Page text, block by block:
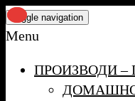
Skip
to
content
Toggle navigation
Menu
ПРОИЗВОДИ –